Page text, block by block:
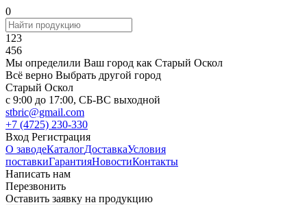
0
123
456
Мы определили Ваш город как Старый Оскол
Всё верно Выбрать другой город
Старый Оскол
c 9:00 до 17:00, СБ-ВС выходной
stbric@gmail.com
+7 (4725) 230-330
Вход Регистрация
О заводеКаталогДоставкаУсловия
поставкиГарантияНовостиКонтакты
Написать нам
Перезвонить
Оставить заявку на продукцию